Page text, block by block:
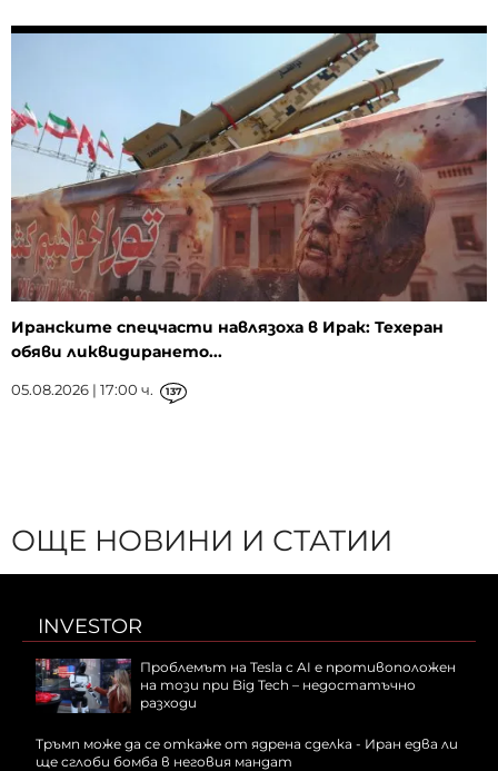
Иранските спецчасти навлязоха в Ирак: Техеран
обяви ликвидирането...
05.08.2026 | 17:00 ч. 137
ОЩЕ НОВИНИ И СТАТИИ
INVESTOR
Проблемът на Tesla с AI е противоположен
на този при Big Tech – недостатъчно
разходи
Тръмп може да се откаже от ядрена сделка - Иран едва ли
ще сглоби бомба в неговия мандат